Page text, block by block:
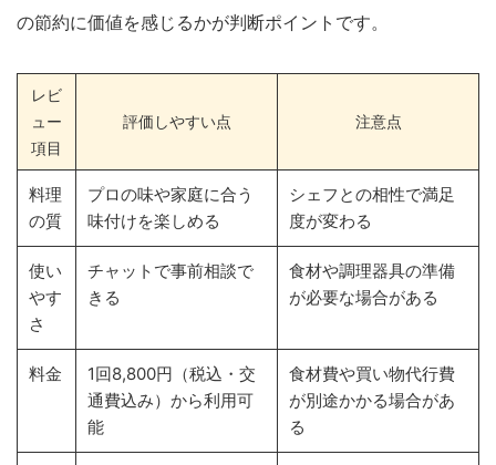
の節約に価値を感じるかが判断ポイントです。
レビ
ュー
項目
評価しやすい点 注意点
料理
の質
プロの味や家庭に合う
味付けを楽しめる
シェフとの相性で満足
度が変わる
使い
やす
さ
チャットで事前相談で
きる
食材や調理器具の準備
が必要な場合がある
料金
1回8,800円（税込・交
通費込み）から利用可
能
食材費や買い物代行費
が別途かかる場合があ
る